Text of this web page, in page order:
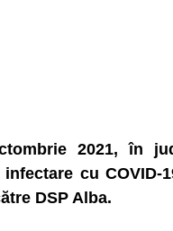
2021, în
cu COVID-
DSP Alba.